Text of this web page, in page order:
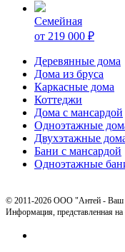
Семейная
от 219 000 ₽
Деревянные дома
Дома из бруса
Каркасные дома
Коттеджи
Дома с мансардой
Одноэтажные
Двухэтажные
Бани с мансардой
Одноэтажные
© 2011-2026 ООО "Антей - Ваш
Информация, представленная на